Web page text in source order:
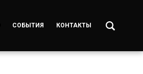
СОБЫТИЯ КОНТАКТЫ